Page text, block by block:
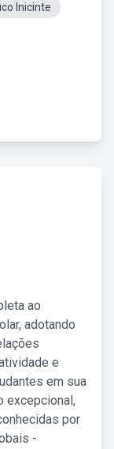
Inicinte
ao
adotando
e
em sua
excepcional,
por
-